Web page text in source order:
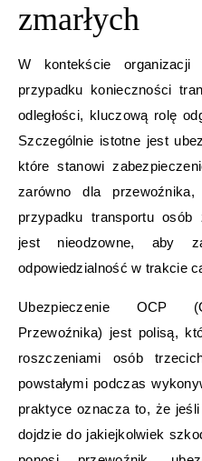
zmarłych
W kontekście
przypadku konieczności
odległości, kluczową rolę
Szczególnie istotne jest
które stanowi
zarówno dla
przypadku transportu osób
jest nieodzowne, aby
odpowiedzialność w trakcie
Ubezpieczenie OCP
Przewoźnika) jest polisą,
roszczeniami osób
powstałymi podczas
praktyce oznacza to, że
dojdzie do jakiejkolwiek